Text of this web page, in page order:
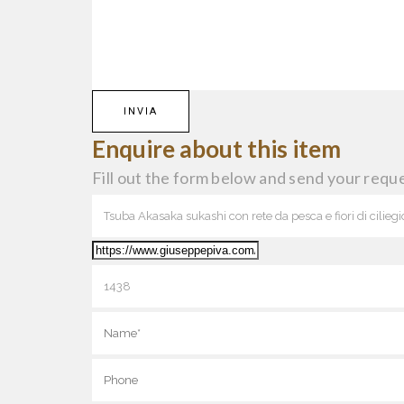
Enquire about this item
Fill out the form below and send your